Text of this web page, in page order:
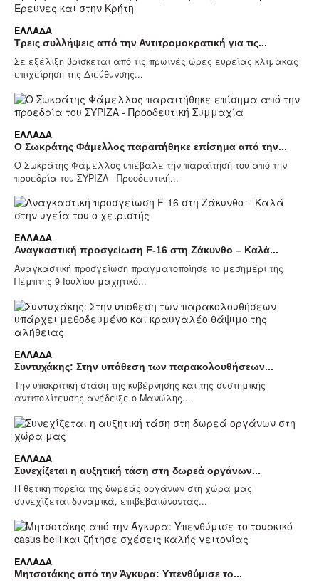
ΕΛΛΆΔΑ
Τρεις συλλήψεις από την Αντιτρομοκρατική για τις...
Σε εξέλιξη βρίσκεται από τις πρωινές ώρες ευρείας κλίμακας
επιχείρηση της Διεύθυνσης...
ΕΛΛΆΔΑ
Ο Σωκράτης Φάμελλος παραιτήθηκε επίσημα από την...
Ο Σωκράτης Φάμελλος υπέβαλε την παραίτησή του από την
προεδρία του ΣΥΡΙΖΑ - Προοδευτική...
ΕΛΛΆΔΑ
Αναγκαστική προσγείωση F-16 στη Ζάκυνθο – Καλά...
Αναγκαστική προσγείωση πραγματοποίησε το μεσημέρι της
Πέμπτης 9 Ιουλίου μαχητικό...
ΕΛΛΆΔΑ
Συντυχάκης: Στην υπόθεση των παρακολουθήσεων...
Την υποκριτική στάση της κυβέρνησης και της συστημικής
αντιπολίτευσης ανέδειξε ο Μανώλης...
ΕΛΛΆΔΑ
Συνεχίζεται η αυξητική τάση στη δωρεά οργάνων...
Η θετική πορεία της δωρεάς οργάνων στη χώρα μας
συνεχίζεται δυναμικά, επιβεβαιώνοντας...
ΕΛΛΆΔΑ
Μητσοτάκης από την Άγκυρα: Υπενθύμισε το...